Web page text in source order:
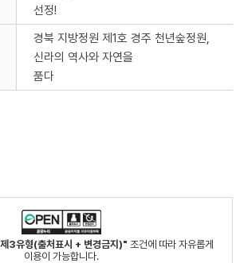
선정!
경북 지방정원 제1호 경주 천년숲정원,
신라의 역사와 자연을
품다
3유형(출처표시 + 변경금지)" 조건에 따라 자유롭게
이용이 가능합니다.